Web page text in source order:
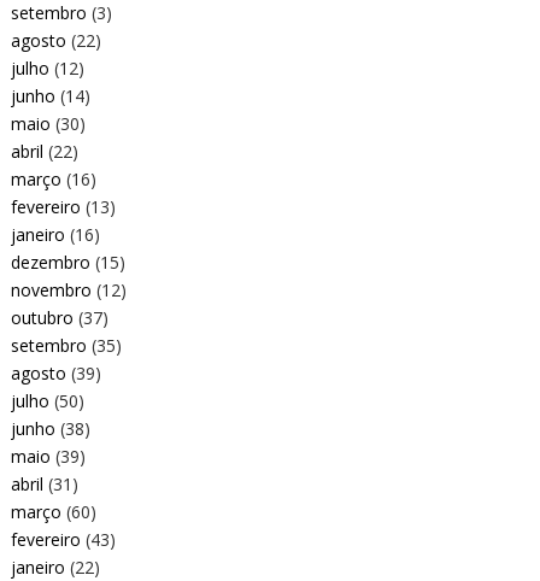
setembro (3)
agosto (22)
julho (12)
junho (14)
maio (30)
abril (22)
março (16)
fevereiro (13)
janeiro (16)
dezembro (15)
novembro (12)
outubro (37)
setembro (35)
agosto (39)
julho (50)
junho (38)
maio (39)
abril (31)
março (60)
fevereiro (43)
janeiro (22)